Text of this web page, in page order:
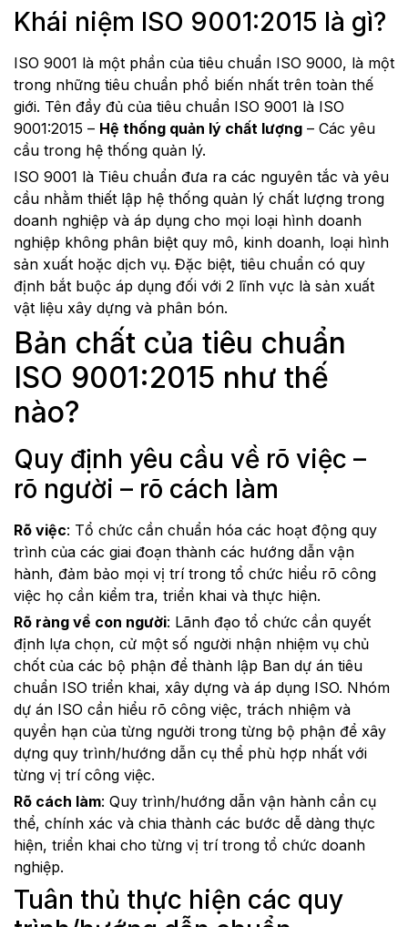
Khái niệm ISO 9001:2015 là gì?
ISO 9001 là một phần của tiêu chuẩn ISO 9000, là một
trong những tiêu chuẩn phổ biến nhất trên toàn thế
giới. Tên đầy đủ của tiêu chuẩn ISO 9001 là ISO
9001:2015 – Hệ thống quản lý chất lượng – Các yêu
cầu trong hệ thống quản lý.
ISO 9001 là Tiêu chuẩn đưa ra các nguyên tắc và yêu
cầu nhằm thiết lập hệ thống quản lý chất lượng trong
doanh nghiệp và áp dụng cho mọi loại hình doanh
nghiệp không phân biệt quy mô, kinh doanh, loại hình
sản xuất hoặc dịch vụ. Đặc biệt, tiêu chuẩn có quy
định bắt buộc áp dụng đối với 2 lĩnh vực là sản xuất
vật liệu xây dựng và phân bón.
Bản chất của tiêu chuẩn
ISO 9001:2015 như thế
nào?
Quy định yêu cầu về rõ việc –
rõ người – rõ cách làm
Rõ việc: Tổ chức cần chuẩn hóa các hoạt động quy
trình của các giai đoạn thành các hướng dẫn vận
hành, đảm bảo mọi vị trí trong tổ chức hiểu rõ công
việc họ cần kiểm tra, triển khai và thực hiện.
Rõ ràng về con người: Lãnh đạo tổ chức cần quyết
định lựa chọn, cử một số người nhận nhiệm vụ chủ
chốt của các bộ phận để thành lập Ban dự án tiêu
chuẩn ISO triển khai, xây dựng và áp dụng ISO. Nhóm
dự án ISO cần hiểu rõ công việc, trách nhiệm và
quyền hạn của từng người trong từng bộ phận để xây
dựng quy trình/hướng dẫn cụ thể phù hợp nhất với
từng vị trí công việc.
Rõ cách làm: Quy trình/hướng dẫn vận hành cần cụ
thể, chính xác và chia thành các bước dễ dàng thực
hiện, triển khai cho từng vị trí trong tổ chức doanh
nghiệp.
Tuân thủ thực hiện các quy